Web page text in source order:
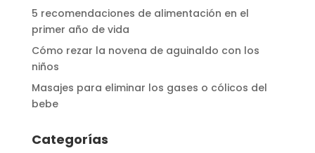
5 recomendaciones de alimentación en el
primer año de vida
Cómo rezar la novena de aguinaldo con los
niños
Masajes para eliminar los gases o cólicos del
bebe
Categorías